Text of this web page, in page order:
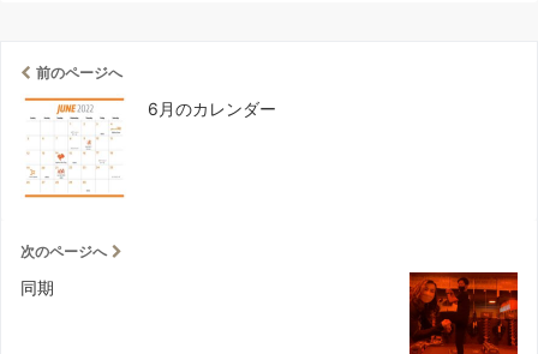
前のページへ
6月のカレンダー
次のページへ
同期